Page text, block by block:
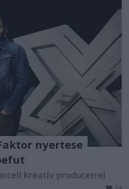
nyertese
kreatív producerrel